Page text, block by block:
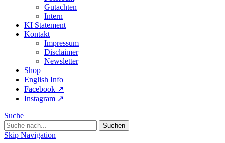
Gutachten
Intern
KI Statement
Kontakt
Impressum
Disclaimer
Newsletter
Shop
English Info
Facebook ↗︎
Instagram ↗︎
Suche
Skip Navigation